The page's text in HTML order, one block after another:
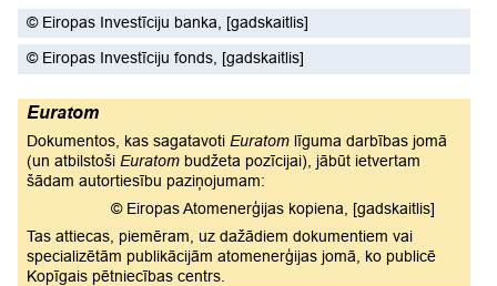
© Eiropas Investīciju banka [gadskaitlis]
© Eiropas Investīciju fonds, [gadskaitlis]
Euratom
Dokumentos, kas sagatavoti Euratom līguma darbības jomā
(un atbilstoši Euratom budžeta pozīcijai), jābūt ietvertam
šādam autortiesību paziņojumam:
© Eiropas Atomenerģijas kopiena
[gadskaitlis]
Tas attiecas, piemēram, uz dažādiem dokumentiem vai
specializētām publikācijām atomenerģijas jomā, ko publicē
Kopīgais pētniecības centrs.